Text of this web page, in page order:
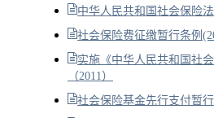
中华人民共和国社会保险法
社会保险费征缴暂行条例
实施《中华人民共和国社
（2011）
社会保险基金先行支付暂